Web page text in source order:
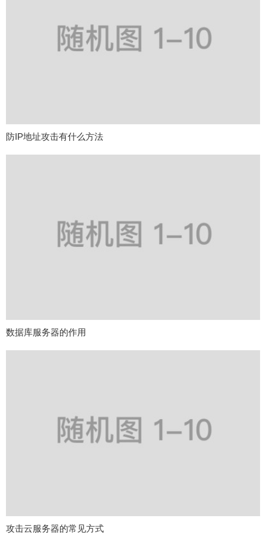
防IP地址攻击有什么方法
数据库服务器的作用
攻击云服务器的常见方式